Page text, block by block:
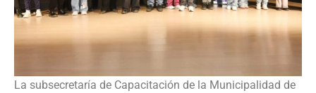
La subsecretaría de Capacitación de la Municipalidad de